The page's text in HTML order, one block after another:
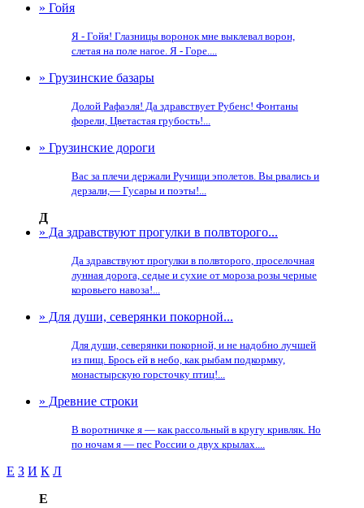
» Гойя
Я - Гойя! Глазницы воронок мне выклевал ворон,
слетая на поле нагое. Я - Горе....
» Грузинские базары
Долой Рафаэля! Да здравствует Рубенс! Фонтаны
форели, Цветастая грубость!...
» Грузинские дороги
Вас за плечи держали Ручищи эполетов. Вы рвались и
дерзали,— Гусары и поэты!...
Д
» Да здравствуют прогулки в полвторого...
Да здравствуют прогулки в полвторого, проселочная
лунная дорога, седые и сухие от мороза розы черные
коровьего навоза!...
» Для души, северянки покорной...
Для души, северянки покорной, и не надобно лучшей
из пищ. Брось ей в небо, как рыбам подкормку,
монастырскую горсточку птиц!...
» Древние строки
В воротничке я — как рассольный в кругу кривляк. Но
по ночам я — пес России о двух крылах....
Е З И К Л
Е